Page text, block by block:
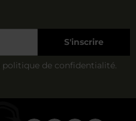
S'inscrire
politique de confidentialité.